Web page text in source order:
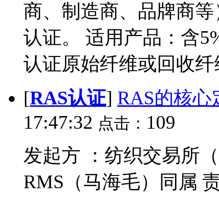
商、制造商、品牌商
认证。 适用产品：含
认证原始纤维或回收
[RAS认证] RAS的核心
17:47:32 点击： 109
发起方 ：纺织交易所
RMS（马海毛）同属